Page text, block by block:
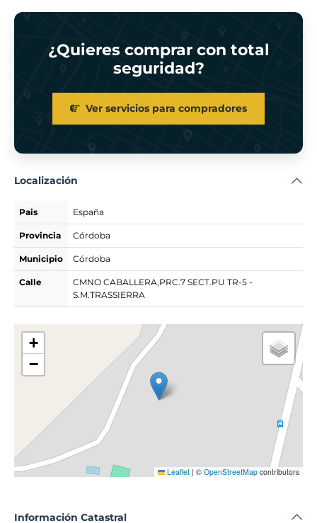
¿Quieres comprar con total
seguridad?
Ver servicios para compradores
Localización
Pais España
Provincia Córdoba
Municipio Córdoba
Calle
CMNO CABALLERA,PRC.7 SECT.PU TR-5 -
S.M.TRASSIERRA
+
−
Leaflet | © OpenStreetMap contributors
Información Catastral